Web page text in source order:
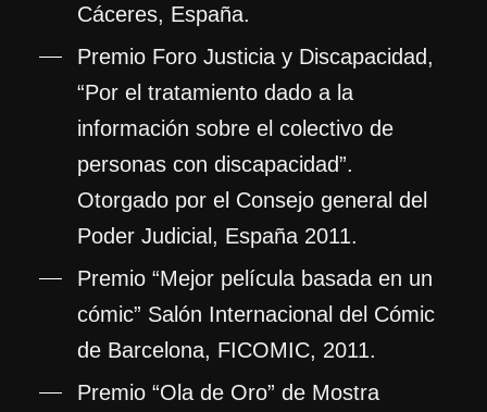
Cáceres, España.
Premio Foro Justicia y Discapacidad,
“Por el tratamiento dado a la
información sobre el colectivo de
personas con discapacidad”.
Otorgado por el Consejo general del
Poder Judicial, España 2011.
Premio “Mejor película basada en un
cómic” Salón Internacional del Cómic
de Barcelona, FICOMIC, 2011.
Premio “Ola de Oro” de Mostra